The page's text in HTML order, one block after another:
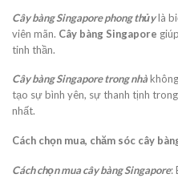
Cây bàng Singapore phong thủylà
viên mãn. Cây bàng Singapore
tinh thần.
Cây bàng Singapore trong nhà
tạo sự bình yên, sự thanh tịnh
nhất.
Cách chọn mua, chăm sóc cây
Cách chọn mua cây bàng Singapore: